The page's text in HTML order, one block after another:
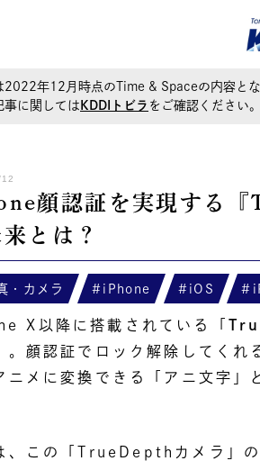
2022年12月時点のTime & Spaceの内容と
事に関しては KDDIトビラ をご確認ください。
顔認証を実現する
来とは？
・カメラ iPhone iOS
X以降に搭載されている「
。顔認証でロック解除してく
ニメに変換できる「アニ文字」
、この「TrueDepthカメラ」